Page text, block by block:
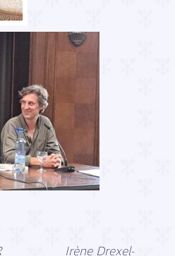
DR Irène Drexel-